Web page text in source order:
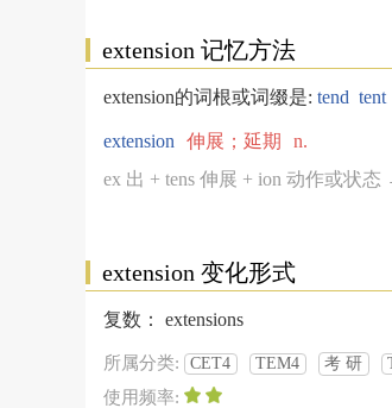
extension 记忆方法
extension的词根或词缀是: tend tent
extension 伸展；延期
n.
ex 出 + tens 伸展 + ion 动作或状
extension 变化形式
复数： extensions
所属分类: CET4 TEM4 考 研
使用频率: